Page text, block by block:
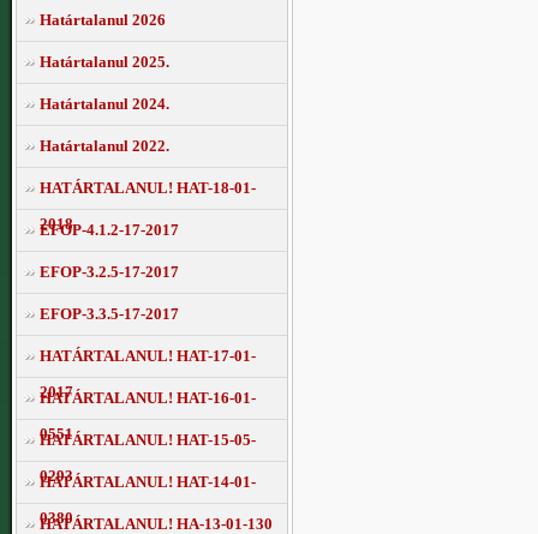
Határtalanul 2026
Határtalanul 2025.
Határtalanul 2024.
Határtalanul 2022.
HATÁRTALANUL! HAT-18-01-
2018
EFOP-4.1.2-17-2017
EFOP-3.2.5-17-2017
EFOP-3.3.5-17-2017
HATÁRTALANUL! HAT-17-01-
2017
HATÁRTALANUL! HAT-16-01-
0551
HATÁRTALANUL! HAT-15-05-
0293
HATÁRTALANUL! HAT-14-01-
0380
HATÁRTALANUL! HA-13-01-130